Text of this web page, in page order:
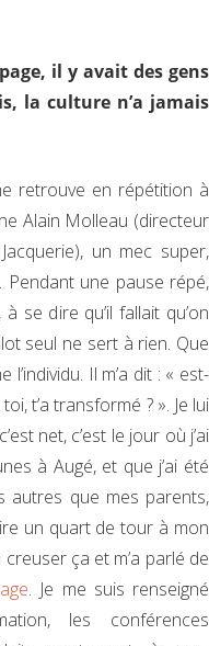
il y avait des gens
la culture n’a jamais
retrouve en répétition à
Alain Molleau (directeur
un mec super,
Pendant une pause répé,
se dire qu’il fallait qu’on
seul ne sert à rien. Que
Il m’a dit : « est-
t’a transformé ? ». Je lui
net, c’est le jour où j’ai
à Augé, et que j’ai été
autres que mes parents,
un quart de tour à mon
ça et m’a parlé de
. Je me suis renseigné
les conférences